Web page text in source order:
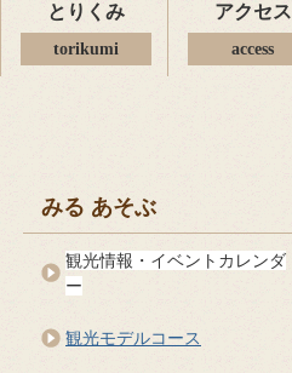
とりくみ
torikumi
アクセス
access
みる あそぶ
観光情報・イベントカレンダ
ー
観光モデルコース